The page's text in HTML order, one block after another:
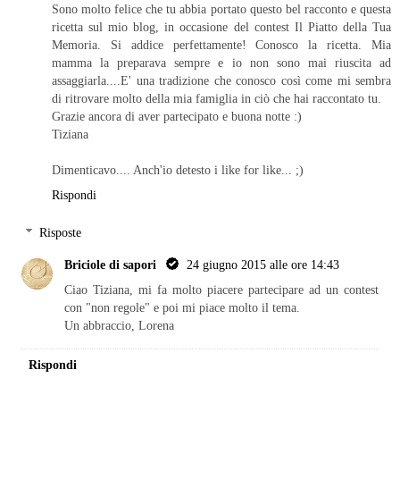
Sono molto felice che tu abbia portato questo bel racconto e questa
ricetta sul mio blog, in occasione del contest Il Piatto della Tua
Memoria. Si addice perfettamente! Conosco la ricetta. Mia
mamma la preparava sempre e io non sono mai riuscita ad
assaggiarla....E' una tradizione che conosco così come mi sembra
di ritrovare molto della mia famiglia in ciò che hai raccontato tu.
Grazie ancora di aver partecipato e buona notte :)
Tiziana
Dimenticavo.... Anch'io detesto i like for like... ;)
Rispondi
Risposte
Briciole di sapori
24 giugno 2015 alle ore 14:43
Ciao Tiziana, mi fa molto piacere partecipare ad un contest
con "non regole" e poi mi piace molto il tema.
Un abbraccio, Lorena
Rispondi